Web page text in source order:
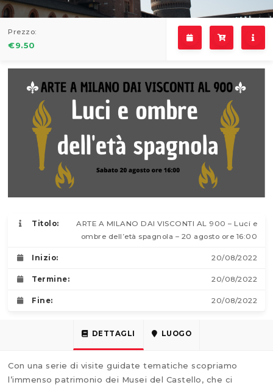
Prezzo:
€9.50
Titolo:
ARTE A MILANO DAI VISCONTI AL 900 – Luci e
ombre dell’età spagnola – 20 agosto ore 16:00
Inizio: 20/08/2022
Termine: 20/08/2022
Fine: 20/08/2022
DETTAGLI LUOGO
Con una serie di visite guidate tematiche scopriamo
l’immenso patrimonio dei Musei del Castello, che ci